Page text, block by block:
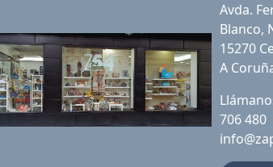
Avda.
Blanco,
15270
A
706 480